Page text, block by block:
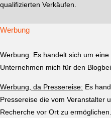
qualifizierten Verkäufen.
Werbung
Werbung: Es handelt sich um eine
Unternehmen mich für den
Werbung, da Pressereise: Es
Pressereise die vom Veranstalter
Recherche vor Ort zu ermöglichen.